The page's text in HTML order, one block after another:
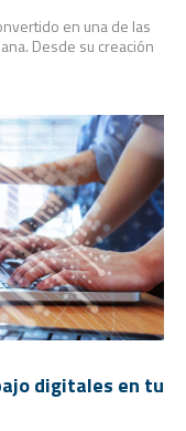
en una de las
Desde su creación
digitales en tu